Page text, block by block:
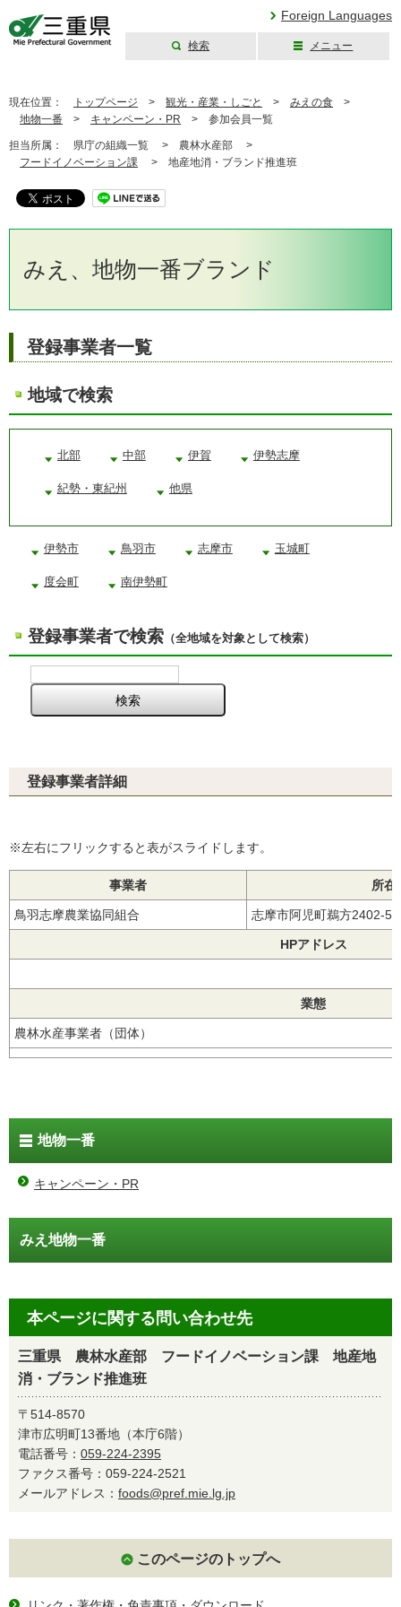
Foreign Languages
検索 メニュー
現在位置： トップページ > 観光・産業・しごと > みえの食 >
地物一番 > キャンペーン・PR > 参加会員一覧
担当所属： 県庁の組織一覧 > 農林水産部 >
フードイノベーション課 > 地産地消・ブランド推進班
みえ、地物一番ブランド
登録事業者一覧
地域で検索
北部 中部 伊賀 伊勢志摩
紀勢・東紀州 他県
伊勢市 鳥羽市 志摩市 玉城町
度会町 南伊勢町
登録事業者で検索 （全地域を対象として検索）
登録事業者詳細
※左右にフリックすると表がスライドします。
事業者 所在
鳥羽志摩農業協同組合 志摩市阿児町鵜方2402-
HPアドレス
業態
農林水産事業者（団体）
地物一番
キャンペーン・PR
みえ地物一番
本ページに関する問い合わせ先
三重県 農林水産部 フードイノベーション課 地産地
消・ブランド推進班
〒514-8570
津市広明町13番地（本庁6階）
電話番号： 059-224-2395
ファクス番号：059-224-2521
メールアドレス： foods@pref.mie.lg.jp
このページのトップへ